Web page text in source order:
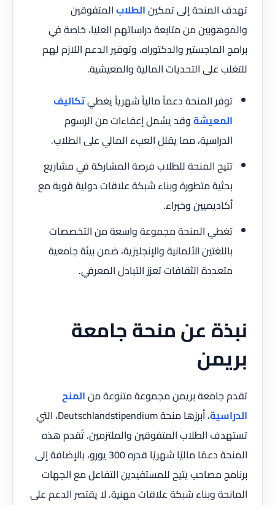
تهدف المنحة إلى تمكينالطلابالمتفوقين
والموهوبين من متابعة دراساتهم العليا، خاصة في
برامج الماجستير والدكتوراه، وتوفير الدعم اللازم لهم
للتغلب على التحديات المالية والمعيشية.
توفر المنحة دعماً مالياً شهرياً يغطيتكاليف
المعيشةوقد يشمل إعفاءات من الرسوم
الدراسية، مما يقلل العبء المالي على الطلاب.
تتيح المنحة للطلاب فرصة المشاركة في مشاريع
بحثية متطورة وبناء شبكة علاقات دولية قوية مع
أكاديميين وخبراء.
تغطي المنحة مجموعة واسعة من التخصصات
باللغتين الألمانية والإنجليزية، ضمن بيئة جامعية
متعددة الثقافات تعزز التبادل المعرفي.
نبذة عن منحة جامعة
بريمن
تقدم جامعة بريمن مجموعة متنوعة منالمنح
الدراسية
، أبرزها منحة Deutschlandstipendium، التي
تستهدف الطلاب المتفوقين والملتزمين. تُقدم هذه
المنحة دعمًا ماليًا شهريًا قدره 300 يورو، بالإضافة إلى
برنامج مصاحب يتيح للمستفيدين التفاعل مع الجهات
المانحة وبناء شبكة علاقات مهنية. لا يقتصر الدعم على